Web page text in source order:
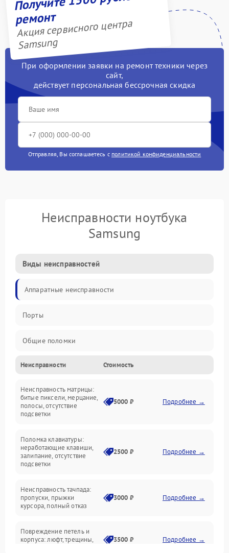
ремонт
Акция сервисного центра
Samsung
При оформлении заявки на ремонт техники через
сайт,
действует персональная бессрочная скидка
Отправляя, Вы соглашаетесь с политикой конфиденциальности
Неисправности ноутбука
Samsung
Виды неисправностей
Аппаратные неисправности
Порты
Общие поломки
Устройства
Программные ошибки
Электрические и системные сбои
Интерфейсные проблемы
Батарея
Сеть и интернет
Неисправности Стоимость
Неисправность матрицы:
битые пиксели, мерцание,
полосы, отсутствие
подсветки
5000 ₽ Подробнее →
Поломка клавиатуры:
неработающие клавиши,
залипание, отсутствие
подсветки
2500 ₽ Подробнее →
Неисправность тачпада:
пропуски, прыжки
курсора, полный отказ
3000 ₽ Подробнее →
Повреждение петель и
корпуса: люфт, трещины,
3500 ₽ Подробнее →